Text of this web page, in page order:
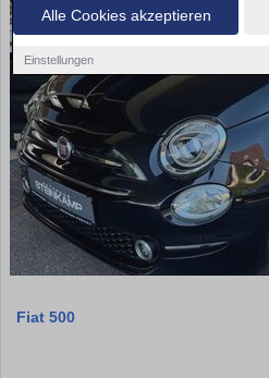
Alle Cookies akzeptieren
Einstellungen
Fiat 500